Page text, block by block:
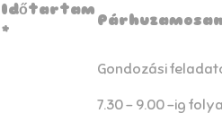
Időtartam
*
Gondozási
7.30 – 9.00 -ig